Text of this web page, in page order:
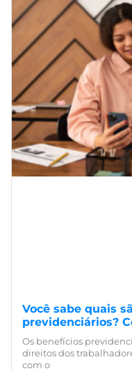
Você sabe quais
previdenciários?
Os benefícios
direitos dos
com o